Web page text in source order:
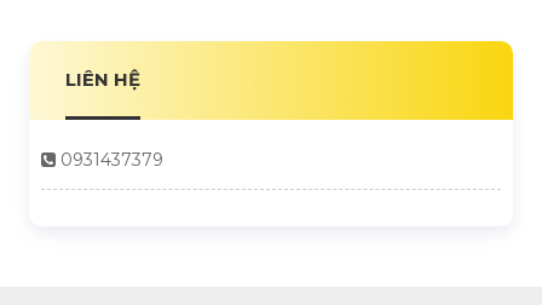
LIÊN HỆ
0931437379